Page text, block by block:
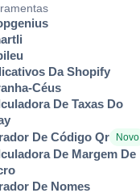
Da Shopify
Céus
De Taxas Do
De Código Qr
Novo
De Margem De
De Nomes